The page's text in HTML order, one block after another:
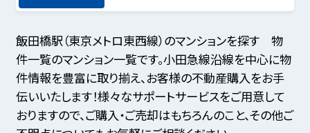
飯田橋駅（東京メトロ東西線）のマンションを探す 物
件一覧のマンション一覧です。小田急線沿線を中心に物
件情報を豊富に取り揃え、お客様の不動産購入をお手
伝いいたします！様々なサポートサービスをご用意して
おりますので、ご購入・ご売却はもちろんのこと、その他ご